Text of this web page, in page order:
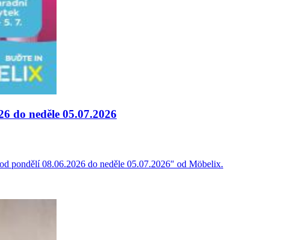
do neděle 05.07.2026
pondělí 08.06.2026 do neděle 05.07.2026" od Möbelix.